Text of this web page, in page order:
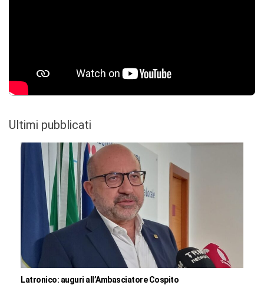
Ultimi pubblicati
Latronico: auguri all’Ambasciatore Cospito